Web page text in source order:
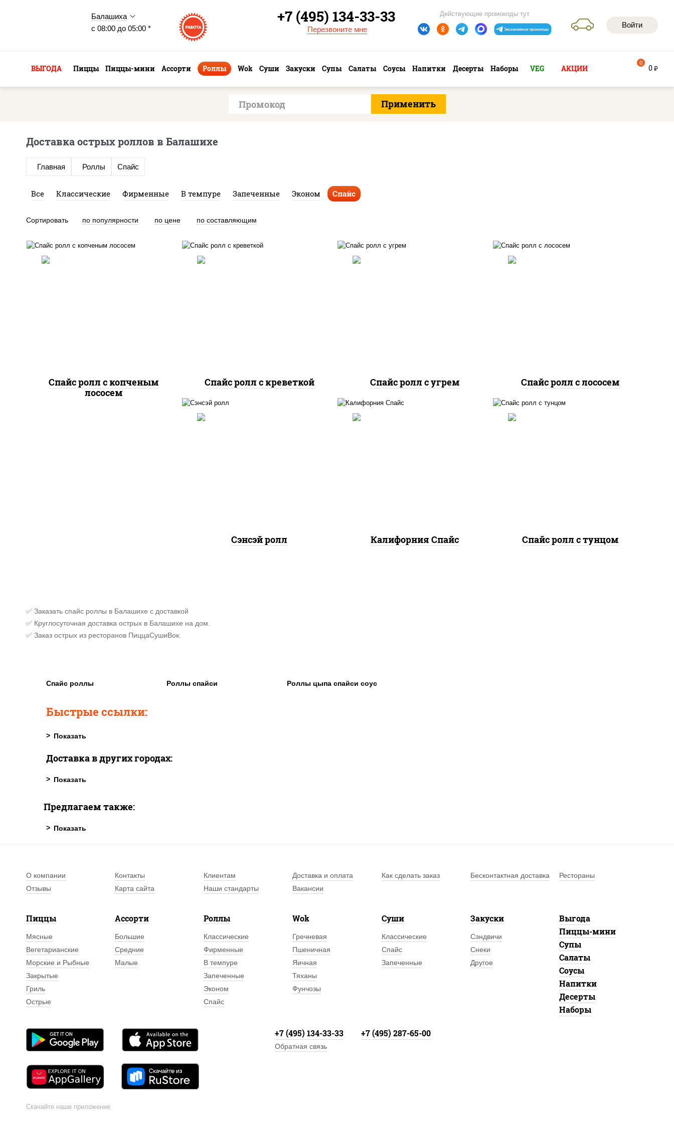
Балашиха
с 08:00 до 05:00 *
Войти
Действующие промокоды тут
+7 (495) 134-33-33
Перезвоните мне
ВЫГОДА Пиццы Пиццы-мини Ассорти Роллы Wok Суши Закуски Супы Салаты Соусы Напитки Десерты Наборы VEG АКЦИИ 0 руб
0
Доставка острых роллов в Балашихе
Главная Роллы Спайс
Все Классические Фирменные В темпуре Запеченные Эконом Спайс
Сортировать по популярности по цене по составляющим
Спайс ролл с копченым
лососем
Спайс ролл с креветкой Спайс ролл с угрем Спайс ролл с лососем
Сэнсэй ролл Калифорния Спайс Спайс ролл с тунцом
✅ Заказать спайс роллы в Балашихе с доставкой
✅ Круглосуточная доставка острых в Балашихе на дом.
✅ Заказ острых из ресторанов ПиццаСушиВок.
Спайс роллы Роллы спайси Роллы цыпа спайси соус
Быстрые ссылки:
Доставка в других городах:
Предлагаем также:
О компании Контакты Клиентам Доставка и оплата Как сделать заказ Бесконтактная доставка
Рестораны
Отзывы
Карта сайта Наши стандарты Вакансии
Пиццы
Мясные
Вегетарианские
Морские и Рыбные
Закрытые
Гриль
Острые
Ассорти
Большие
Средние
Малые
Роллы
Классические
Фирменные
В темпуре
Запеченные
Эконом
Спайс
Wok
Гречневая
Пшеничная
Яичная
Тяханы
Фунчозы
Суши
Классические
Спайс
Запеченные
Закуски
Сэндвичи
Снеки
Другое
Выгода
Пиццы-мини
Супы
Салаты
Соусы
Напитки
Десерты
Наборы
Скачайте наше приложение
+7 (495) 134-33-33 +7 (495) 287-65-00
Обратная связь